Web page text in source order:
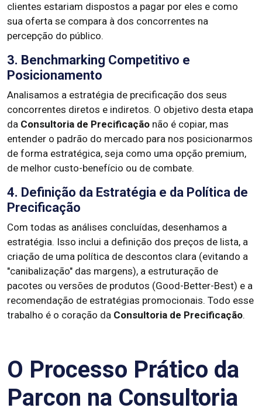
clientes estariam dispostos a pagar por eles e como
sua oferta se compara à dos concorrentes na
percepção do público.
3. Benchmarking Competitivo e
Posicionamento
Analisamos a estratégia de precificação dos seus
concorrentes diretos e indiretos. O objetivo desta etapa
da Consultoria de Precificação não é copiar, mas
entender o padrão do mercado para nos posicionarmos
de forma estratégica, seja como uma opção premium,
de melhor custo-benefício ou de combate.
4. Definição da Estratégia e da Política de
Precificação
Com todas as análises concluídas, desenhamos a
estratégia. Isso inclui a definição dos preços de lista, a
criação de uma política de descontos clara (evitando a
"canibalização" das margens), a estruturação de
pacotes ou versões de produtos (Good-Better-Best) e a
recomendação de estratégias promocionais. Todo esse
trabalho é o coração da Consultoria de Precificação.
O Processo Prático da
Parcon na Consultoria